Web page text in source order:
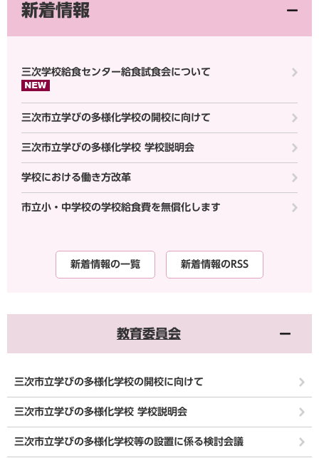
新着情報
三次学校給食センター給食試食会について
三次市立学びの多様化学校の開校に向けて
三次市立学びの多様化学校 学校説明会
学校における働き方改革
市立小・中学校の学校給食費を無償化します
新着情報の一覧 新着情報のRSS
教育委員会
三次市立学びの多様化学校の開校に向けて
三次市立学びの多様化学校 学校説明会
三次市立学びの多様化学校等の設置に係る検討会議